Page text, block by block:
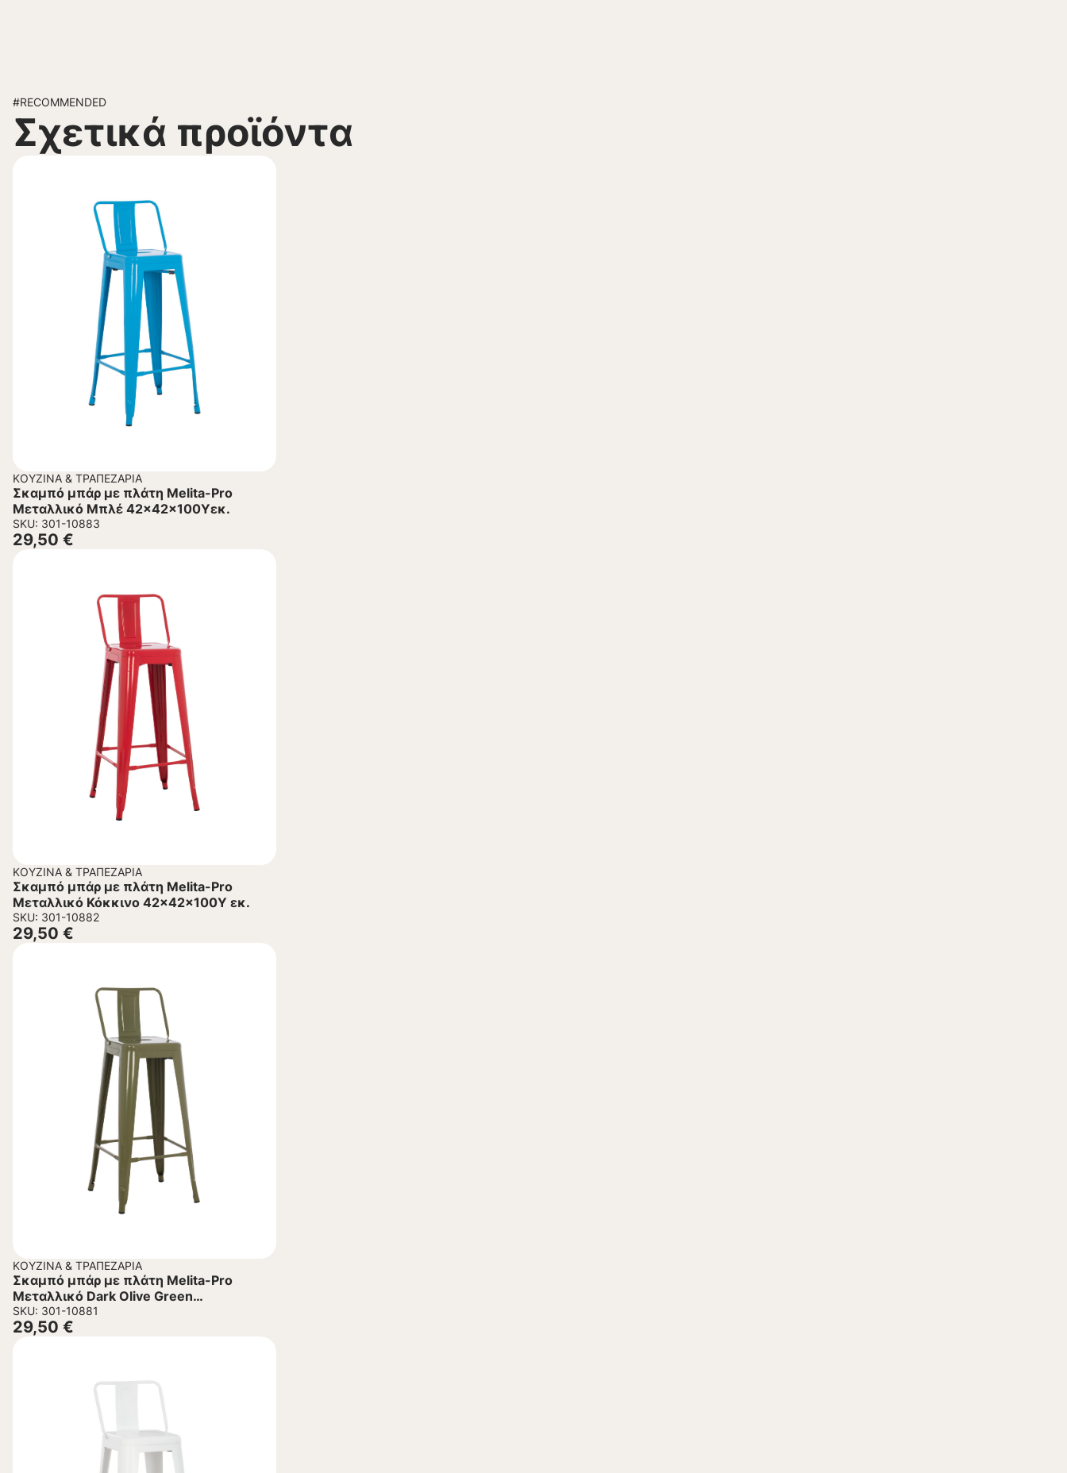
#RECOMMENDED
Σχετικά προϊόντα
ΚΟΥΖΊΝΑ & ΤΡΑΠΕΖΑΡΊΑ
Σκαμπό μπάρ με πλάτη Melita-Pro
Μεταλλικό Μπλέ 42x42x100Υεκ.
SKU: 301-10883
29,50 €
ΚΟΥΖΊΝΑ & ΤΡΑΠΕΖΑΡΊΑ
Σκαμπό μπάρ με πλάτη Melita-Pro
Μεταλλικό Κόκκινο 42x42x100Υ εκ.
SKU: 301-10882
29,50 €
ΚΟΥΖΊΝΑ & ΤΡΑΠΕΖΑΡΊΑ
Σκαμπό μπάρ με πλάτη Melita-Pro
Μεταλλικό Dark Olive Green
42x42x100Υ εκ.
SKU: 301-10881
29,50 €